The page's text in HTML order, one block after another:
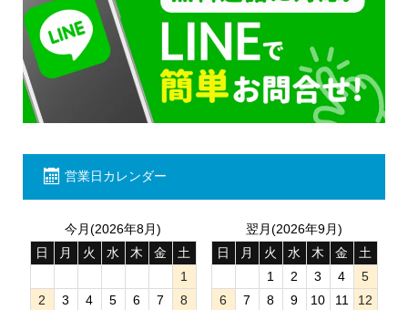
営業日カレンダー
今月(2026年8月)
日
月 火 水 木 金
土
1
2
3 4 5 6 7 8
翌月(2026年9月)
日
月 火 水 木 金
土
1
2 3 4
5
6
7 8 9 10 11 12